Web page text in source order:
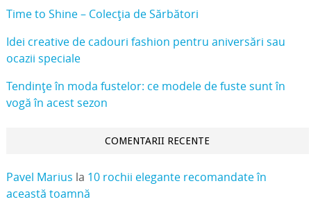
Time to Shine – Colecția de Sărbători
Idei creative de cadouri fashion pentru aniversări sau
ocazii speciale
Tendințe în moda fustelor: ce modele de fuste sunt în
vogă în acest sezon
COMENTARII RECENTE
Pavel Marius la 10 rochii elegante recomandate în
această toamnă